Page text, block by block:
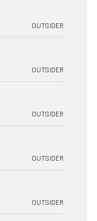
OUTSIDER
OUTSIDER
OUTSIDER
OUTSIDER
OUTSIDER